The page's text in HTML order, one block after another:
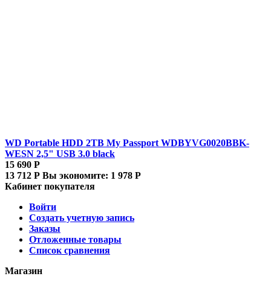
WD Portable HDD 2TB My Passport WDBYVG0020BBK-
WESN 2,5" USB 3.0 black
15 690 Р
13 712 Р Вы экономите: 1 978 Р
Кабинет покупателя
Войти
Создать учетную запись
Заказы
Отложенные товары
Список сравнения
Магазин